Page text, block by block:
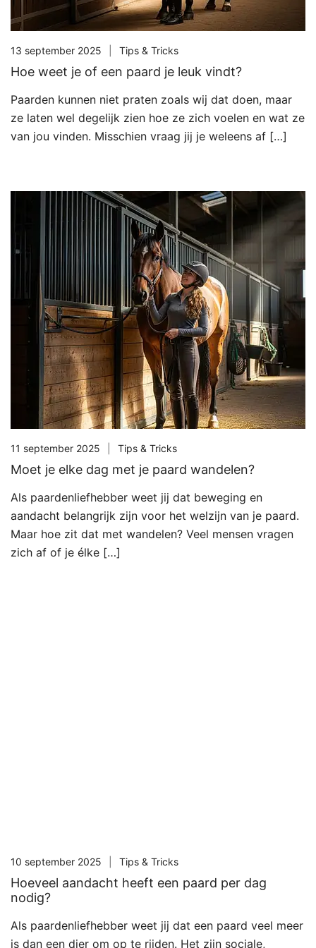
13 september 2025 Tips & Tricks
Hoe weet je of een paard je leuk vindt?
Paarden kunnen niet praten zoals wij dat doen, maar
ze laten wel degelijk zien hoe ze zich voelen en wat ze
van jou vinden. Misschien vraag jij je weleens af […]
11 september 2025 Tips & Tricks
Moet je elke dag met je paard wandelen?
Als paardenliefhebber weet jij dat beweging en
aandacht belangrijk zijn voor het welzijn van je paard.
Maar hoe zit dat met wandelen? Veel mensen vragen
zich af of je élke […]
10 september 2025 Tips & Tricks
Hoeveel aandacht heeft een paard per dag
nodig?
Als paardenliefhebber weet jij dat een paard veel meer
is dan een dier om op te rijden. Het zijn sociale,